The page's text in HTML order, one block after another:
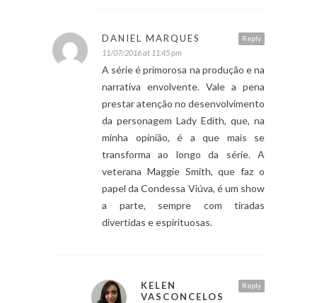
Reply
DANIEL MARQUES
11/07/2016 at 11:45 pm
A série é primorosa na produção e na
narrativa envolvente. Vale a pena
prestar atenção no desenvolvimento
da personagem Lady Edith, que, na
minha opinião, é a que mais se
transforma ao longo da série. A
veterana Maggie Smith, que faz o
papel da Condessa Viúva, é um show
a parte, sempre com tiradas
divertidas e espirituosas.
Reply
KELEN
VASCONCELOS